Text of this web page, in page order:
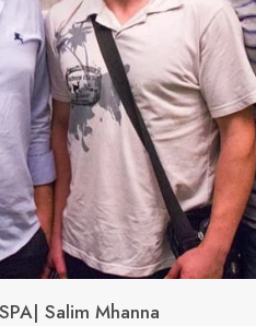
Salim Mhanna